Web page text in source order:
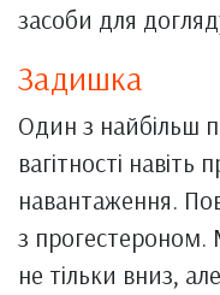
засоби для
Задишка
Один з найбільш
вагітності навіть
навантаження.
з прогестероном.
не тільки вниз,